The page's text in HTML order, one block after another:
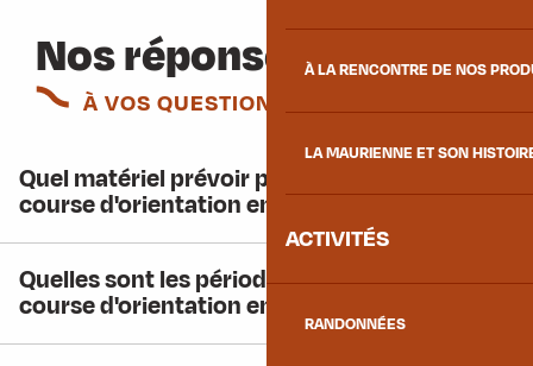
À LA RENCONTRE DE NOS
LA MAURIENNE ET SON
ACTIVITÉS
RANDONNÉES
Nos réponses
À VOS QUESTIONS
Quel matériel prévoir pour pratiquer la
course d'orientation en Maurienne ?
Quelles sont les périodes propices à la
course d'orientation en Maurienne ?